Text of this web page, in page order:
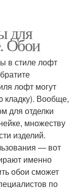
для
Обои
в стиле лофт
лофт могут
кладку). Вообще,
для отделки
множеству
изделий.
— вот
именно
обои сможет
по